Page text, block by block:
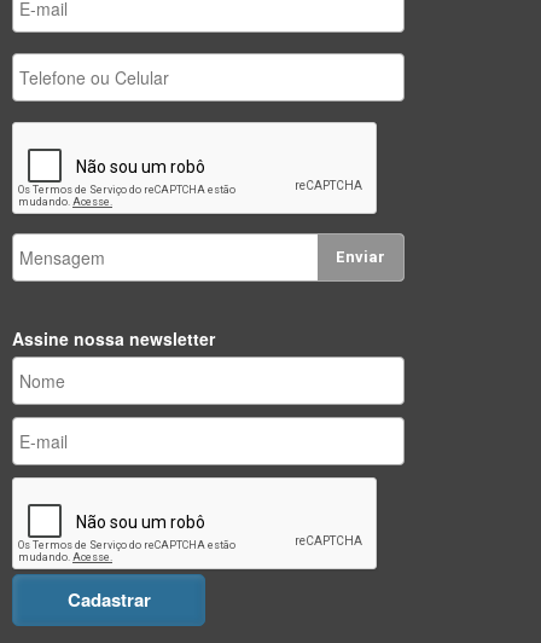
Enviar
Assine nossa newsletter
Cadastrar